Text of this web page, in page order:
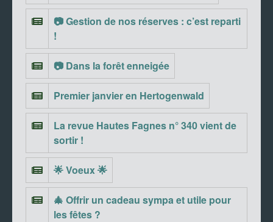
📷 Gestion de nos réserves : c’est reparti
!
📷 Dans la forêt enneigée
Premier janvier en Hertogenwald
La revue Hautes Fagnes n° 340 vient de
sortir !
🌟 Voeux 🌟
🎄 Offrir un cadeau sympa et utile pour
les fêtes ?